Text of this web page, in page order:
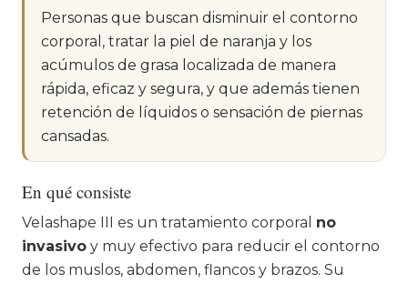
Personas que buscan disminuir el contorno
corporal, tratar la piel de naranja y los
acúmulos de grasa localizada de manera
rápida, eficaz y segura, y que además tienen
retención de líquidos o sensación de piernas
cansadas.
En qué consiste
Velashape III es un tratamiento corporal no
invasivo y muy efectivo para reducir el contorno
de los muslos, abdomen, flancos y brazos. Su